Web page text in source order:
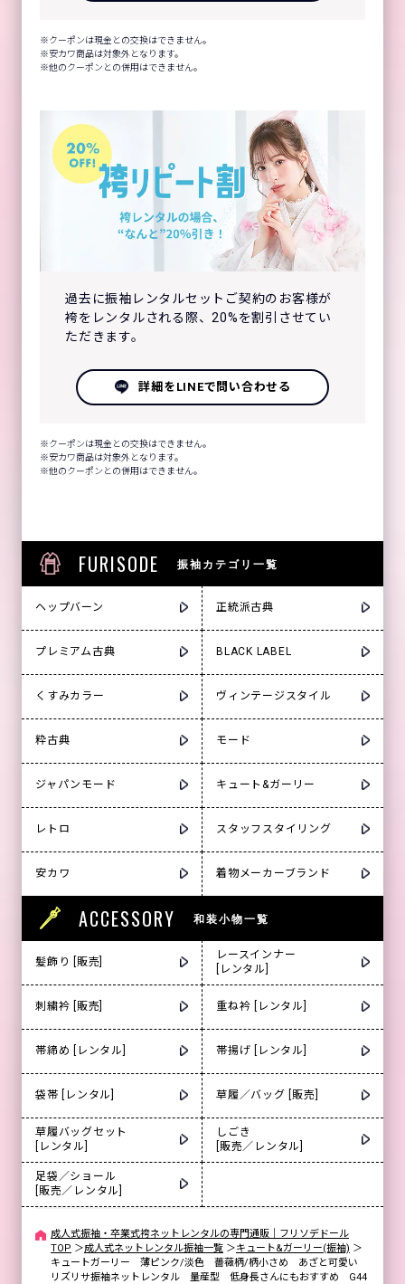
クーポンは現金との交換はできません。
安カワ商品は対象外となります。
他のクーポンとの併用はできません。
過去に振袖レンタルセットご契約のお客様が
袴をレンタルされる際、20%を割引させてい
ただきます。
詳細をLINEで問い合わせる
クーポンは現金との交換はできません。
安カワ商品は対象外となります。
他のクーポンとの併用はできません。
FURISODE 振袖カテゴリ一覧
ヘップバーン 正統派古典
プレミアム古典 BLACK LABEL
くすみカラー ヴィンテージスタイル
粋古典 モード
ジャパンモード キュート&ガーリー
レトロ スタッフスタイリング
安カワ 着物メーカーブランド
ACCESSORY 和装小物一覧
髪飾り [販売]
レースインナー
[レンタル]
刺繍衿 [販売] 重ね衿 [レンタル]
帯締め [レンタル] 帯揚げ [レンタル]
袋帯 [レンタル] 草履／バッグ [販売]
草履バッグセット
[レンタル]
しごき
[販売／レンタル]
足袋／ショール
[販売／レンタル]
成人式振袖・卒業式袴ネットレンタルの専門通販｜フリソデドール
TOP ＞成人式ネットレンタル振袖一覧 ＞キュート&ガーリー(振袖) ＞
キュートガーリー 薄ピンク/淡色 薔薇柄/柄小さめ あざと可愛い
リズリサ振袖ネットレンタル 量産型 低身長さんにもおすすめ G44